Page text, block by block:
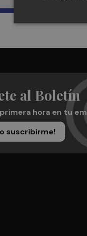
al Boletín
hora en tu
suscribirme!